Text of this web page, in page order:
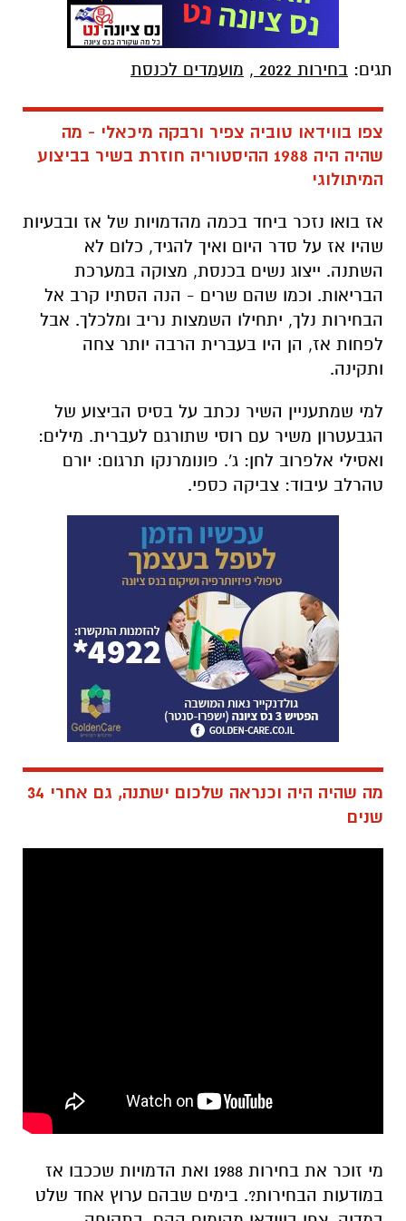
תגים: בחירות 2022 , מועמדים לכנסת
צפו בווידאו טוביה צפיר ורבקה מיכאלי - מה
שהיה היה 1988 ההיסטוריה חוזרת בשיר בביצוע
המיתולוגי
אז בואו נזכר ביחד בכמה מהדמויות של אז ובבעיות
שהיו אז על סדר היום ואיך להגיד, כלום לא
השתנה. ייצוג נשים בכנסת, מצוקה במערכת
הבריאות. וכמו שהם שרים - הנה הסתיו קרב אל
הבחירות נלך, יתחילו השמצות נריב ומלכלך. אבל
לפחות אז, הן היו בעברית הרבה יותר צחה
ותקינה.
למי שמתעניין השיר נכתב על בסיס הביצוע של
הגבעטרון משיר עם רוסי שתורגם לעברית. מילים:
ואסילי אלפרוב לחן: ג'. פונומרנקו תרגום: יורם
טהרלב עיבוד: צביקה כספי.
מה שהיה היה וכנראה שלכום ישתנה, גם אחרי 34
שנים
מי זוכר את בחירות 1988 ואת הדמויות שככבו אז
במודעות הבחירות?. בימים שבהם ערוץ אחד שלט